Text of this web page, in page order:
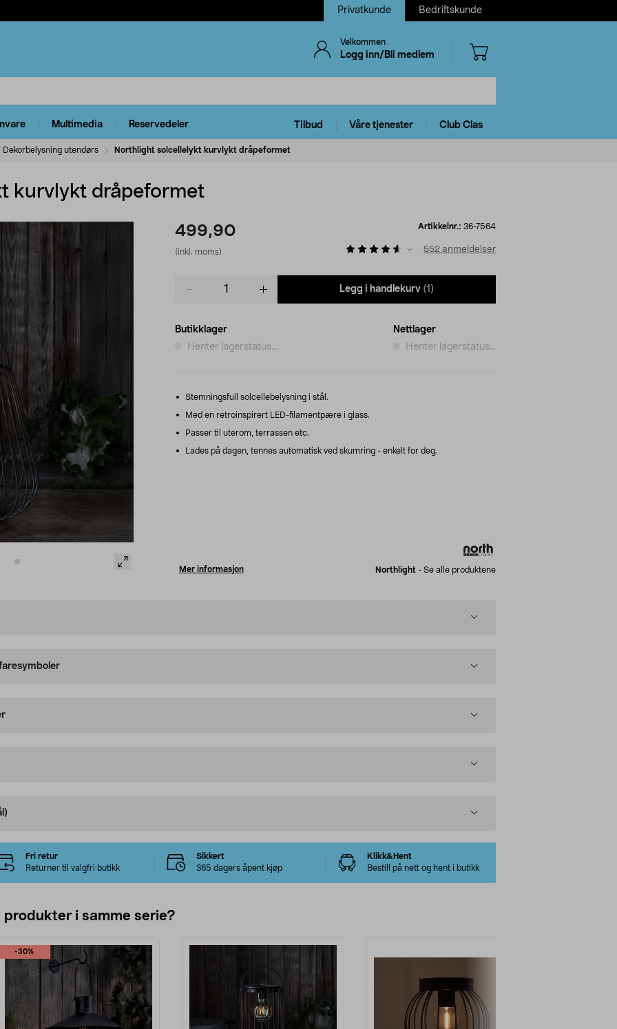
Privatkunde Bedriftskunde
Velkommen
Logg inn/Bli medlem
Multimedia Reservedeler Tilbud Våre tjenester Club Clas
Dekorbelysning utendørs Northlight solcellelykt kurvlykt dråpeformet
kurvlykt dråpeformet
499,90
(inkl. moms)
Artikkelnr.: 36-7564
552 anmeldelser
Legg i handlekurv (1)
Butikklager
Henter lagerstatus...
Nettlager
Henter lagerstatus...
Stemningsfull solcellebelysning i stål.
Med en retroinspirert LED-filamentpære i glass.
Passer til uterom, terrassen etc.
Lades på dagen, tennes automatisk ved skumring - enkelt for deg.
Mer informasjon Northlight - Se alle produktene
Fri retur
Returner til valgfri butikk
Sikkert
365 dagers åpent kjøp
Klikk&Hent
Bestill på nett og hent i butikk
i samme serie?
-30%